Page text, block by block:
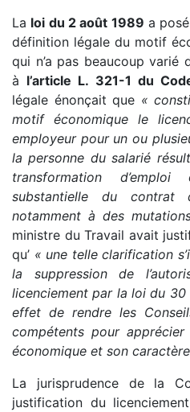
La loi du 2 août 1989 a
définition légale du motif
qui n’a pas beaucoup varié
à l’article L. 321-1 du
légale énonçait que «
motif économique le
employeur pour un ou
la personne du salarié
transformation
substantielle du contrat
notamment à des
ministre du Travail avait
qu’ « une telle clarification
la suppression de
licenciement par la loi du
effet de rendre les
compétents pour
économique et son
La jurisprudence de la
justification du